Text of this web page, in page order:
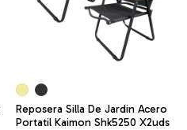
Reposera Silla De Jardin Acero
Portatil Kaimon Shk5250 X2uds